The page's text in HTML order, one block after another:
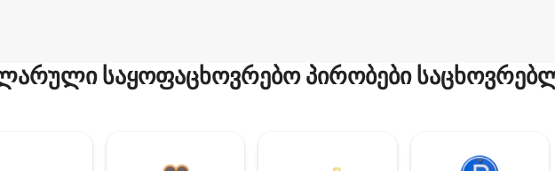
საყოფაცხოვრებო პირობები